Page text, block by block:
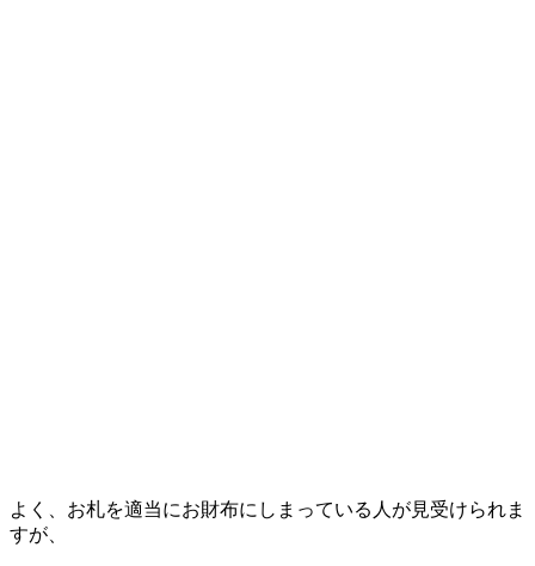
よく、お札を適当にお財布にしまっている人が見受けられま
すが、